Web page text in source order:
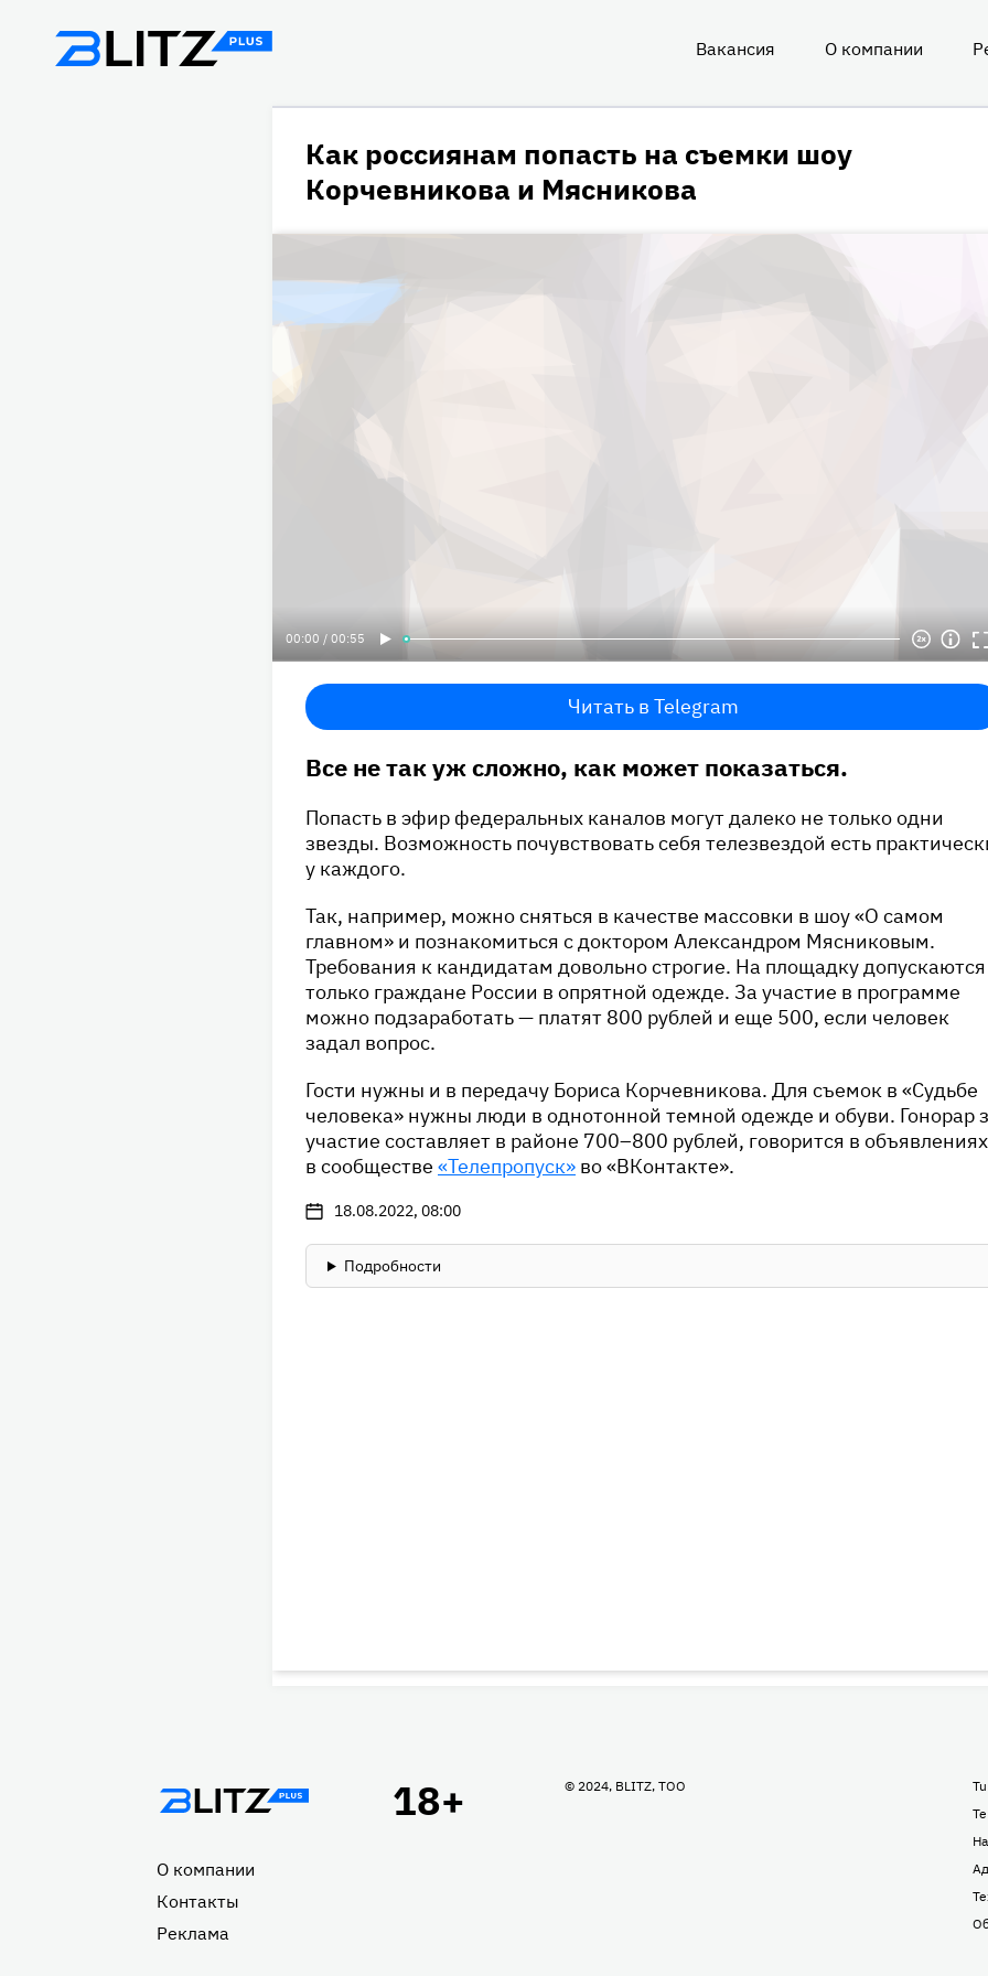
Вакансия О компании
Как россиянам попасть на съемки шоу
Корчевникова и Мясникова
00:00 / 00:55
Читать в Telegram
Все не так уж сложно, как может показаться.
Попасть в эфир федеральных каналов могут далеко не только одни
звезды. Возможность почувствовать себя телезвездой есть
у каждого.
Так, например, можно сняться в качестве массовки в шоу «О самом
главном» и познакомиться с доктором Александром Мясниковым.
Требования к кандидатам довольно строгие. На площадку допускаются
только граждане России в опрятной одежде. За участие в программе
можно подзаработать — платят 800 рублей и еще 500, если человек
задал вопрос.
Гости нужны и в передачу Бориса Корчевникова. Для съемок в «Судьбе
человека» нужны люди в однотонной темной одежде и обуви. Гонорар
участие составляет в районе 700–800 рублей, говорится в объявлениях
в сообществе «Телепропуск» во «ВКонтакте».
18.08.2022, 08:00
Подробности
Подвал
О компании
Контакты
Реклама
© 2024, BLITZ, TOO